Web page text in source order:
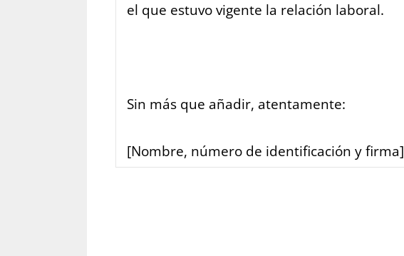
el que estuvo vigente la relación laboral.
Sin más que añadir, atentamente:
[Nombre, número de identificación y firma]